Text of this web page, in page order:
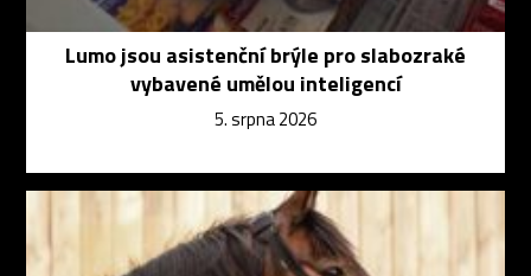
Lumo jsou asistenční brýle pro slabozraké
vybavené umělou inteligencí
5. srpna 2026